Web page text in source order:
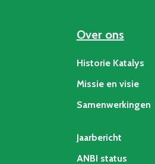
Over ons
Historie Katalys
Missie en visie
Samenwerkingen
Jaarbericht
ANBI status